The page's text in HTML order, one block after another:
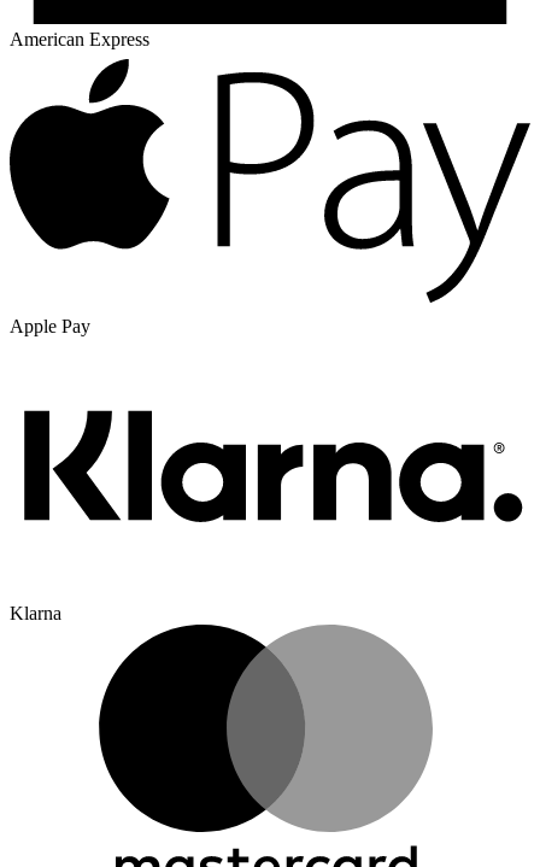
American Express
Apple Pay
Klarna